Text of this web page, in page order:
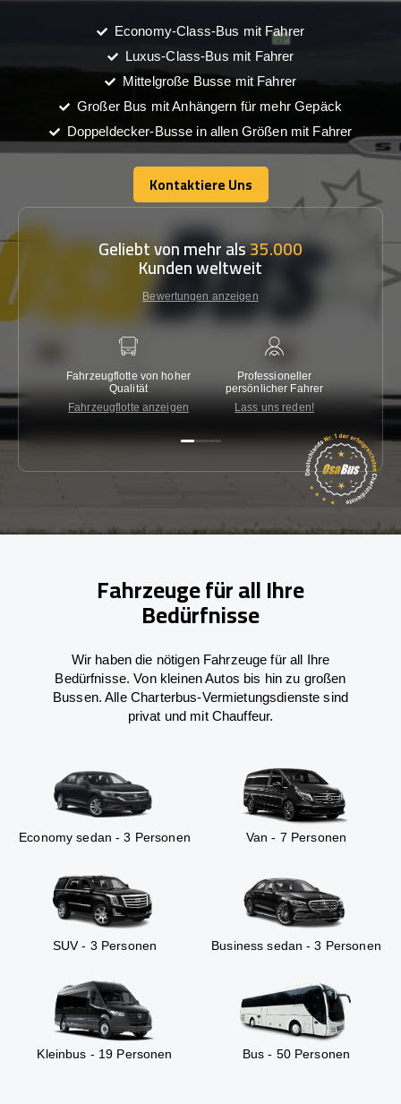
Economy-Class-Bus mit Fahrer
Luxus-Class-Bus mit Fahrer
Mittelgroße Busse mit Fahrer
Großer Bus mit Anhängern für mehr Gepäck
Doppeldecker-Busse in allen Größen mit Fahrer
Kontaktiere Uns
Kontaktiere Uns
Geliebt von mehr als35.000
Kunden weltweit
Bewertungen anzeigen
Fahrzeugflotte von hoher
Qualität
Fahrzeugflotte anzeigen
Professioneller
persönlicher Fahrer
Lass uns reden!
Fahrzeuge für all Ihre
Bedürfnisse
Wir haben die nötigen Fahrzeuge für all Ihre
Bedürfnisse. Von kleinen Autos bis hin zu großen
Bussen. Alle Charterbus-Vermietungsdienste sind
privat und mit Chauffeur.
Economy sedan - 3 Personen Van - 7 Personen
SUV - 3 Personen Business sedan - 3 Personen
Kleinbus - 19 Personen Bus - 50 Personen